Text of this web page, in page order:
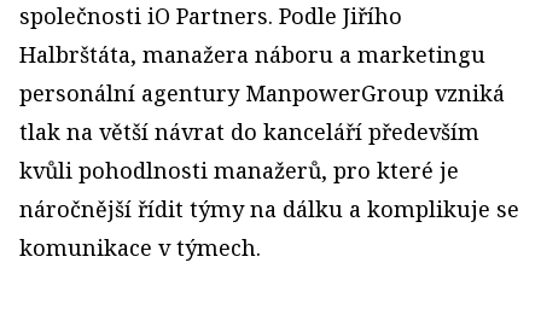
společnosti iO Partners. Podle Jiřího
Halbrštáta, manažera náboru a marketingu
personální agentury ManpowerGroup vzniká
tlak na větší návrat do kanceláří především
kvůli pohodlnosti manažerů, pro které je
náročnější řídit týmy na dálku a komplikuje se
komunikace v týmech.